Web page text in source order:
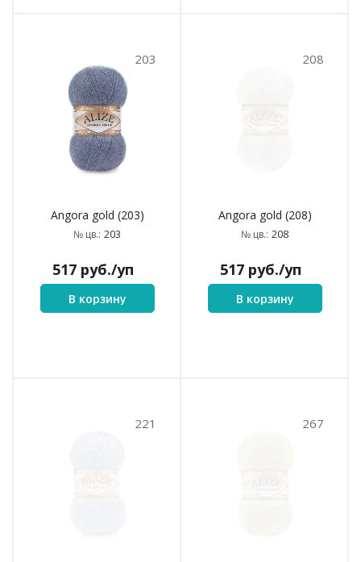
203
Angora gold (203)
№ цв.: 203
517 руб./уп
В корзину
208
Angora gold (208)
№ цв.: 208
517 руб./уп
В корзину
221 267